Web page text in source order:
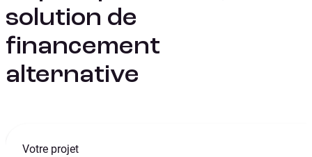
solution de
financement
alternative
Votre projet